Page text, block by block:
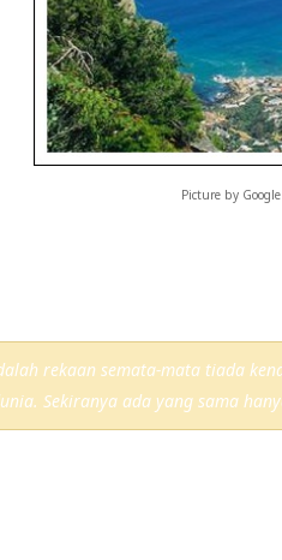
Picture by Google
rekaan semata-mata tiada
Sekiranya ada yang sama